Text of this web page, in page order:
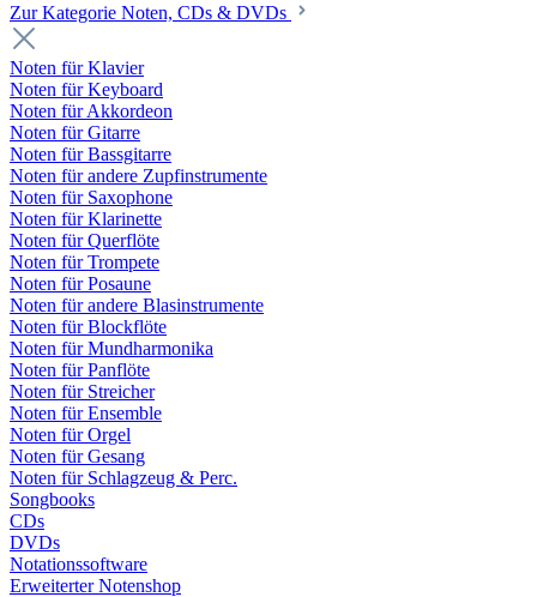
Zur Kategorie Noten, CDs & DVDs
Noten für Klavier
Noten für Keyboard
Noten für Akkordeon
Noten für Gitarre
Noten für Bassgitarre
Noten für andere Zupfinstrumente
Noten für Saxophone
Noten für Klarinette
Noten für Querflöte
Noten für Trompete
Noten für Posaune
Noten für andere Blasinstrumente
Noten für Blockflöte
Noten für Mundharmonika
Noten für Panflöte
Noten für Streicher
Noten für Ensemble
Noten für Orgel
Noten für Gesang
Noten für Schlagzeug & Perc.
Songbooks
CDs
DVDs
Notationssoftware
Erweiterter Notenshop